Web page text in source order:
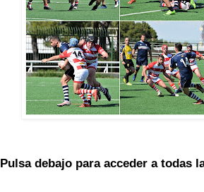
Pulsa debajo para acceder a todas